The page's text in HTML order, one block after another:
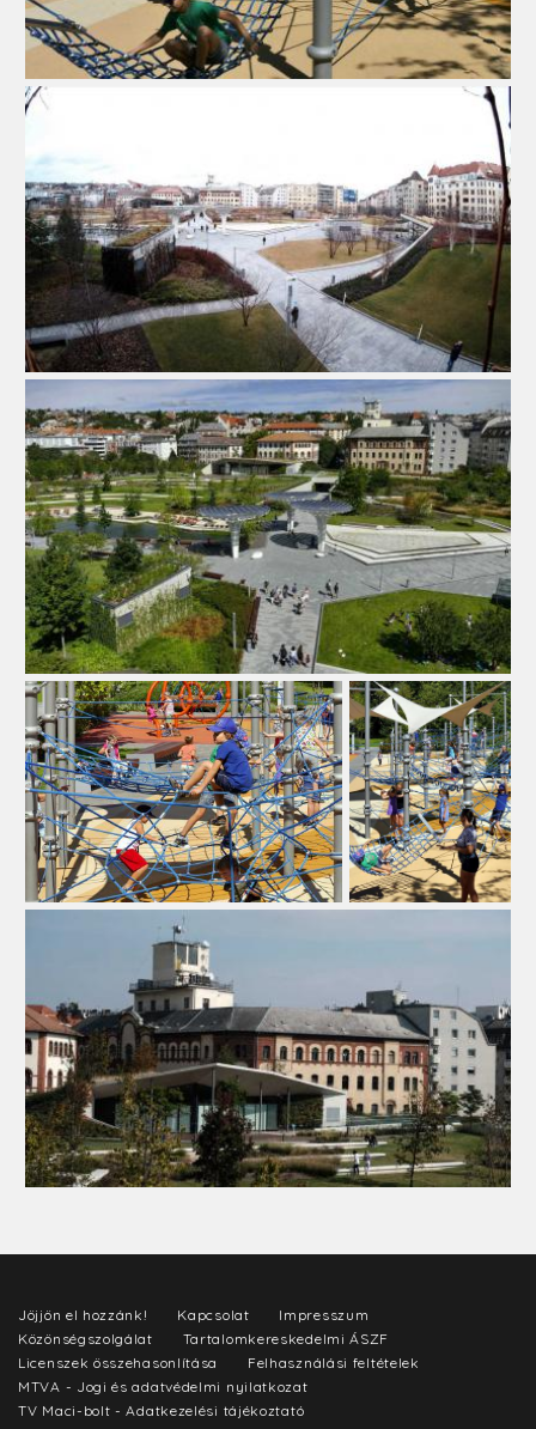
Jöjjön el hozzánk! Kapcsolat
Impresszum
Közönségszolgálat
Tartalomkereskedelmi ÁSZF
Licenszek összehasonlítása
Felhasználási feltételek
MTVA - Jogi és adatvédelmi nyilatkozat
TV Maci-bolt - Adatkezelési tájékoztató